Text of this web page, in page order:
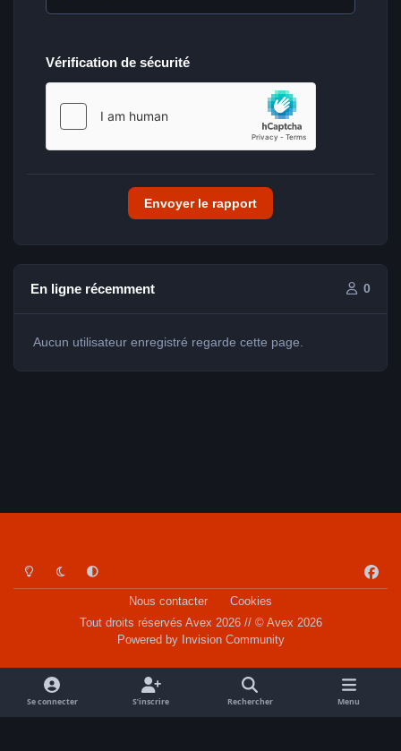
Vérification de sécurité
Envoyer le rapport
En ligne récemment 0
Aucun utilisateur enregistré regarde cette page.
Light ModeDark ModeSystem Preference
a
o
k
Nous contacter
Cookies
Tout droits réservés Avex 2026 // © Avex 2026
Powered by Invision Community
Se connecter S’inscrire Rechercher Menu